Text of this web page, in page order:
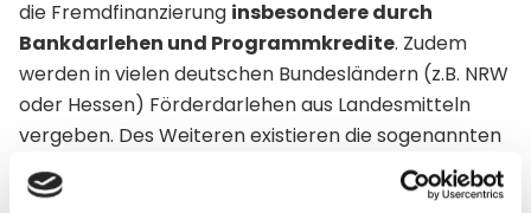
die Fremdfinanzierung insbesondere durch
Bankdarlehen und Programmkredite. Zudem
werden in vielen deutschen Bundesländern (z.B. NRW
oder Hessen) Förderdarlehen aus Landesmitteln
vergeben. Des Weiteren existieren die sogenannten
Revolvingfonds
zinslose Darlehen
zur Förderung unterschiedlichster Projekte der